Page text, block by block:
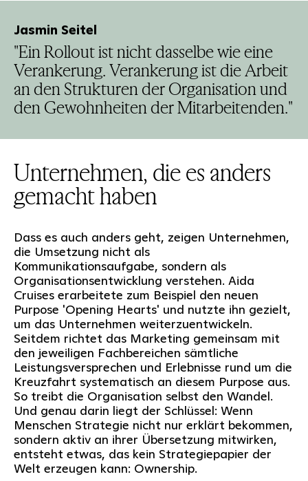
Jasmin Seitel
"Ein Rollout ist nicht dasselbe wie eine
Verankerung. Verankerung ist die Arbeit
an den Strukturen der Organisation und
den Gewohnheiten der Mitarbeitenden."
Unternehmen, die es anders
gemacht haben
Dass es auch anders geht, zeigen Unternehmen,
die Umsetzung nicht als
Kommunikationsaufgabe, sondern als
Organisationsentwicklung verstehen. Aida
Cruises erarbeitete zum Beispiel den neuen
Purpose 'Opening Hearts' und nutzte ihn gezielt,
um das Unternehmen weiterzuentwickeln.
Seitdem richtet das Marketing gemeinsam mit
den jeweiligen Fachbereichen sämtliche
Leistungsversprechen und Erlebnisse rund um die
Kreuzfahrt systematisch an diesem Purpose aus.
So treibt die Organisation selbst den Wandel.
Und genau darin liegt der Schlüssel: Wenn
Menschen Strategie nicht nur erklärt bekommen,
sondern aktiv an ihrer Übersetzung mitwirken,
entsteht etwas, das kein Strategiepapier der
Welt erzeugen kann: Ownership.